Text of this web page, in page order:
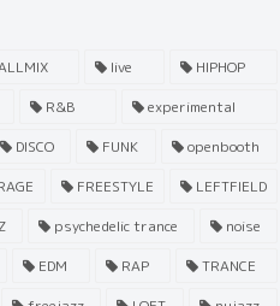
live
HIPHOP
R&B
experimental
DISCO FUNK
openbooth
FREESTYLE
LEFTFIELD
psychedelic trance
noise
EDM RAP
TRANCE